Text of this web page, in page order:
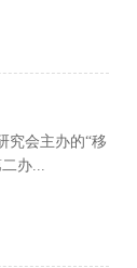
究会主办的“移
办...